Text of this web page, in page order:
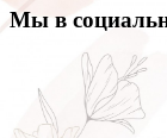
Мы в